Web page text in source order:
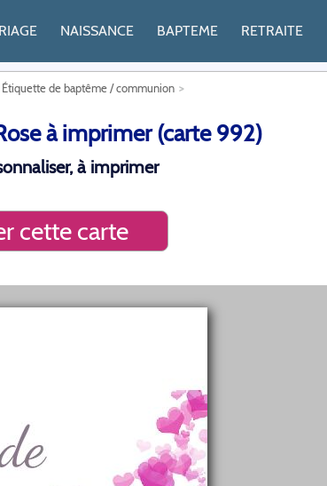
NAISSANCE BAPTEME RETRAITE
Étiquette de baptême / communion
à imprimer (carte 992)
à imprimer
cette carte